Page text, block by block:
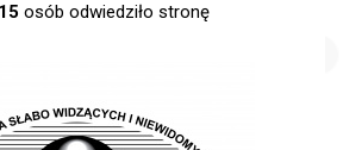
osób odwiedziło stronę